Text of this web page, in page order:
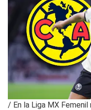
/ En la Liga MX